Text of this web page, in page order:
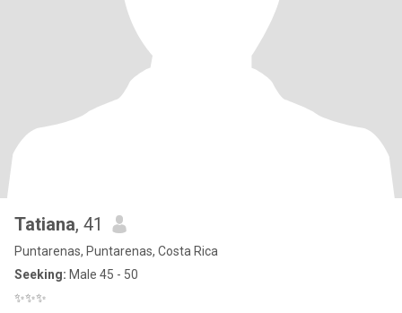
Tatiana, 41
Puntarenas, Puntarenas, Costa Rica
Seeking: Male 45 - 50
✨️✨️✨️